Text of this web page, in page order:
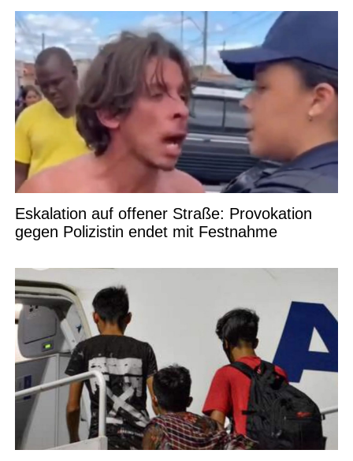
Eskalation auf offener Straße: Provokation
gegen Polizistin endet mit Festnahme